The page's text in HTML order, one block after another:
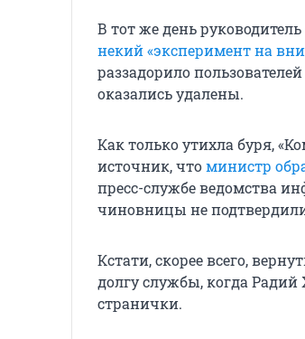
В тот же день
некий «эксперимент на
раззадорило
оказались удалены.
Как только утихла буря,
источник, чтоминистр
пресс-службе ведомства
чиновницы не
Кстати, скорее всего,
долгу службы, когда Радий
странички.